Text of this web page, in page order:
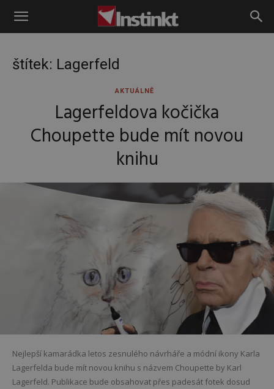
Instinkt
štítek: Lagerfeld
AKTUÁLNĚ
Lagerfeldova kočička
Choupette bude mít novou
knihu
Nejlepší kamarádka letos zesnulého návrháře a módní ikony Karla
Lagerfelda bude mít novou knihu s názvem Choupette by Karl
Lagerfeld. Publikace bude obsahovat přes padesát fotek dosud